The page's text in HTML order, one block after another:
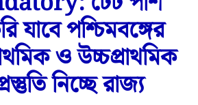
যাবে পশ্চিমবঙ্গের
ও উচ্চপ্রাথমিক
নিচ্ছে রাজ্য